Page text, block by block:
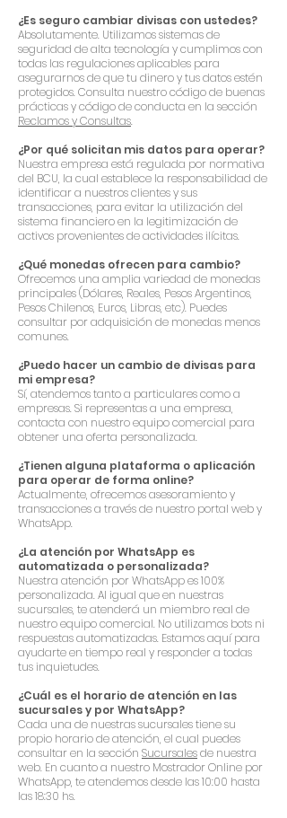
¿Es seguro cambiar divisas con ustedes?
Absolutamente. Utilizamos sistemas de
seguridad de alta tecnología y cumplimos con
todas las regulaciones aplicables para
asegurarnos de que tu dinero y tus datos estén
protegidos. Consulta nuestro código de buenas
prácticas y código de conducta en la sección
Reclamos y Consultas.
¿Por qué solicitan mis datos para operar?
Nuestra empresa está regulada por normativa
del BCU, la cual establece la responsabilidad de
identificar a nuestros clientes y sus
transacciones, para evitar la utilización del
sistema financiero en la legitimización de
activos provenientes de actividades ilícitas.
¿Qué monedas ofrecen para cambio?
Ofrecemos una amplia variedad de monedas
principales (Dólares, Reales, Pesos Argentinos,
Pesos Chilenos, Euros, Libras, etc). Puedes
consultar por adquisición de monedas menos
comunes.
¿Puedo hacer un cambio de divisas para
mi empresa?
Sí, atendemos tanto a particulares como a
empresas. Si representas a una empresa,
contacta con nuestro equipo comercial para
obtener una oferta personalizada.
¿Tienen alguna plataforma o aplicación
para operar de forma online?
Actualmente, ofrecemos asesoramiento y
transacciones a través de nuestro portal web y
WhatsApp.
¿La atención por WhatsApp es
automatizada o personalizada?
Nuestra atención por WhatsApp es 100%
personalizada. Al igual que en nuestras
sucursales, te atenderá un miembro real de
nuestro equipo comercial. No utilizamos bots ni
respuestas automatizadas. Estamos aquí para
ayudarte en tiempo real y responder a todas
tus inquietudes.
¿Cuál es el horario de atención en las
sucursales y por WhatsApp?
Cada una de nuestras sucursales tiene su
propio horario de atención, el cual puedes
consultar en la sección Sucursalesde nuestra
web. En cuanto a nuestro Mostrador Online por
WhatsApp, te atendemos desde las 10:00 hasta
las 18:30 hs.